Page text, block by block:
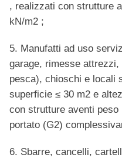
, realizzati con strutture
kN/m2 ;
5. Manufatti ad uso
garage, rimesse
pesca), chioschi e locali
superficie ≤ 30 m2 e
con strutture aventi
portato (G2)
6. Sbarre, cancelli,